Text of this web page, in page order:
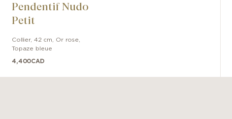
Pendentif Nudo
Petit
Collier, 42 cm Or rose
Topaze bleue
4,400CAD